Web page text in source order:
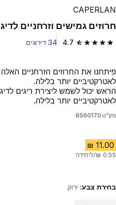
CAPERLAN
חרוזים גמישים וזרחניים לדיג
4.7 4.7 out of 5 stars from 34 reviews 34 דירוגים
פיתחנו את החרוזים הזרחניים
לאטרקטיביים יותר בלילה.
הראש יכול לשמש ליצירת ריגים
לאטרקטיביים יותר בלילה.
מק"ט 8560170
בחירת צבע: ירוק